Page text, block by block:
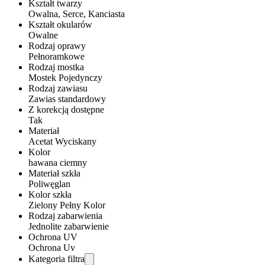
Kształt twarzy
Owalna, Serce, Kanciasta
Kształt okularów
Owalne
Rodzaj oprawy
Pełnoramkowe
Rodzaj mostka
Mostek Pojedynczy
Rodzaj zawiasu
Zawias standardowy
Z korekcją dostępne
Tak
Materiał
Acetat Wyciskany
Kolor
hawana ciemny
Materiał szkła
Poliwęglan
Kolor szkła
Zielony Pełny Kolor
Rodzaj zabarwienia
Jednolite zabarwienie
Ochrona UV
Ochrona Uv
Kategoria filtra